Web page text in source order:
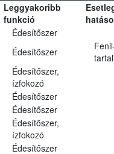
Leggyakoribb
funkció
Édesítőszer
Édesítőszer
Édesítőszer,
ízfokozó
Édesítőszer
Édesítőszer
Édesítőszer,
ízfokozó
Édesítőszer